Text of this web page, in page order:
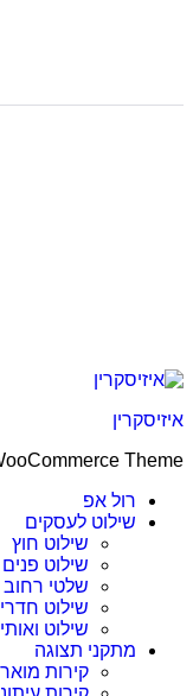
WooCommerce
רול אפ
שילוט לעסקים
שילוט חוץ
שילוט פנים
שלטי רחוב
שילוט חדרים
שילוט ואותיות
מתקני תצוגה
קירות מוארים